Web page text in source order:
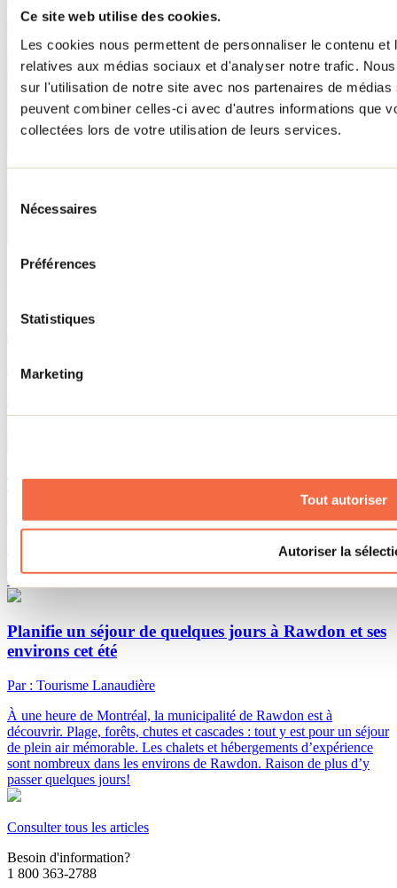
Ce site web utilise des cookies.
Les cookies nous permettent de personnaliser le contenu
relatives aux médias sociaux et d'analyser notre trafic.
sur l'utilisation de notre site avec nos partenaires de
peuvent combiner celles-ci avec d'autres informations que
collectées lors de votre utilisation de leurs services.
Nécessaires
Préférences
Statistiques
Marketing
Tout autoriser
Autoriser la
À lire sur le blogue
10 activités amusantes à faire avant la rentrée
Par : Jennifer Martin
faire dans Lanaudière avec toute la famille avant le début des
Top 10 de nos activités à faire en famille cet été
Par : Jennifer Martin
Lanaudière se positionnant comme une destination familiale
en a pour tous les goûts et tous les budgets!
Planifie un séjour de quelques jours à Rawdon et ses
environs cet été
Par : Tourisme Lanaudière
À une heure de Montréal, la municipalité de Rawdon est à
découvrir. Plage, forêts, chutes et cascades : tout y est pour un séjour
de plein air mémorable. Les chalets et hébergements d’expérience
sont nombreux dans les environs de Rawdon. Raison de plus d’y
passer quelques jours!
Consulter tous les articles
Besoin d'information?
1 800 363-2788